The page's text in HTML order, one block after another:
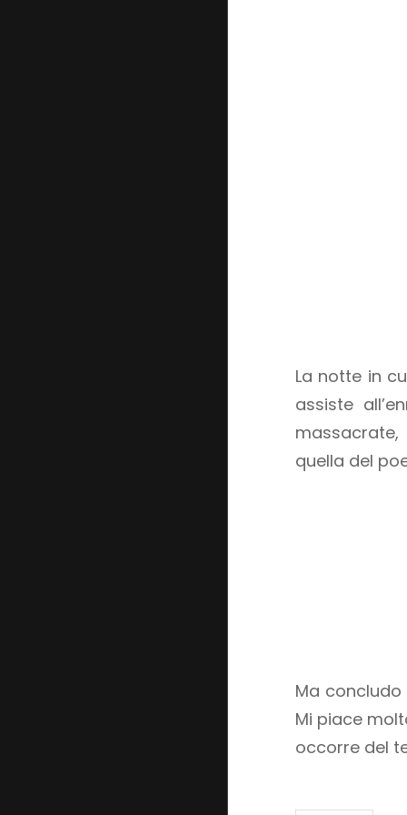
La notte in
assiste
massacrate,
quella del
Ma
Mi piace
occorre del